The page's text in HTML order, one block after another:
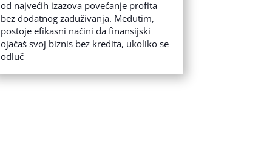
od najvećih izazova povećanje profita
bez dodatnog zaduživanja. Međutim,
postoje efikasni načini da finansijski
ojačaš svoj biznis bez kredita, ukoliko se
odluč